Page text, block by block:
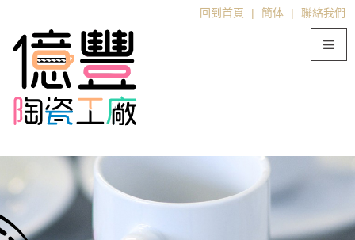
回到首頁 | 簡体 | 聯絡我們